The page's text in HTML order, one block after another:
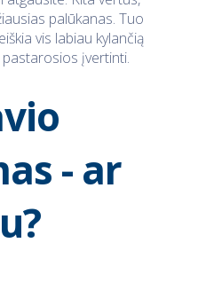
palūkanas. Tuo
vis labiau kylančią
pastarosios įvertinti.
- ar